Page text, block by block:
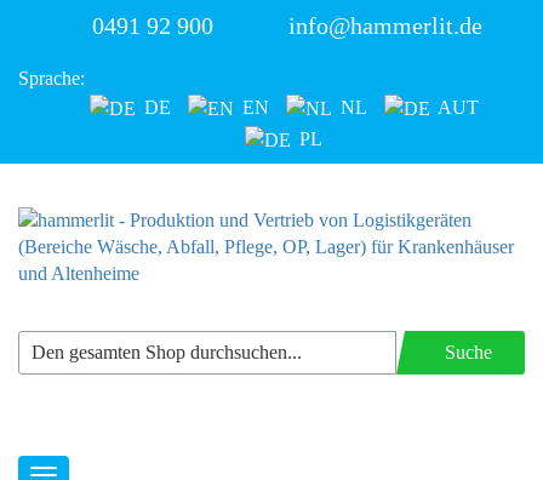
0491 92 900 info@hammerlit.de
Sprache:
DE
EN NL
AUT
PL
Suche